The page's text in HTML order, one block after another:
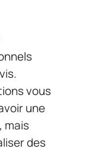
vous
une
mais
des